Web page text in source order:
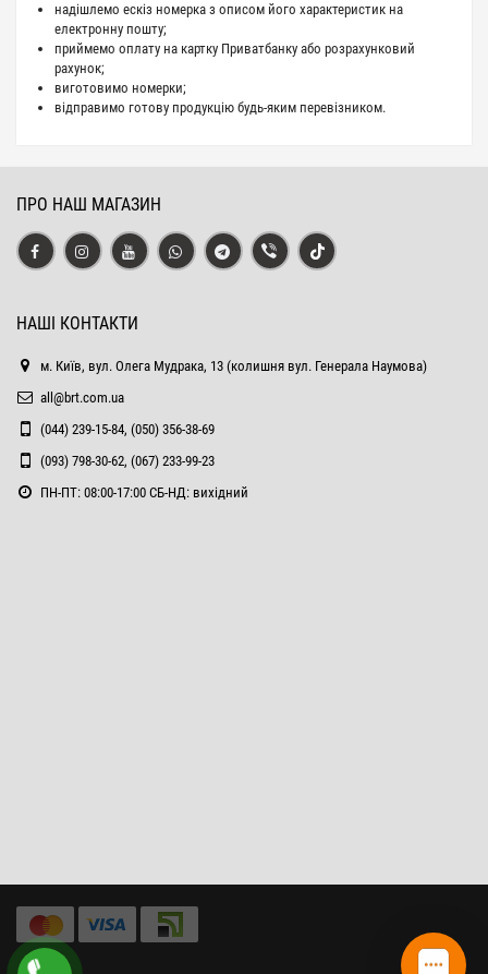
надішлемо ескіз номерка з описом його характеристик на
електронну пошту;
приймемо оплату на картку Приватбанку або розрахунковий
рахунок;
виготовимо номерки;
відправимо готову продукцію будь-яким перевізником.
ПРО НАШ МАГАЗИН
НАШІ КОНТАКТИ
м. Київ, вул. Олега Мудрака, 13 (колишня вул. Генерала Наумова)
all@brt.com.ua
(044) 239-15-84, (050) 356-38-69
(093) 798-30-62, (067) 233-99-23
ПН-ПТ: 08:00-17:00 СБ-НД: вихідний